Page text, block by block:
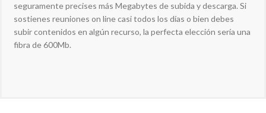
seguramente precises más Megabytes de subida y descarga. Si
sostienes reuniones on line casi todos los días o bien debes
subir contenidos en algún recurso, la perfecta elección sería una
fibra de 600Mb.